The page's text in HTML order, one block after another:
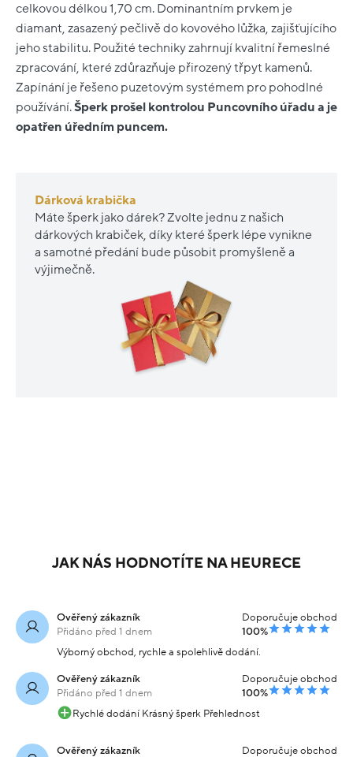
celkovou délkou 1,70 cm. Dominantním prvkem je
diamant, zasazený pečlivě do kovového lůžka, zajišťujícího
jeho stabilitu. Použité techniky zahrnují kvalitní řemeslné
zpracování, které zdůrazňuje přirozený třpyt kamenů.
Zapínání je řešeno puzetovým systémem pro pohodlné
používání.Šperk prošel kontrolou Puncovního úřadu a je
opatřen úředním puncem.
Dárková krabička
Máte šperk jako dárek? Zvolte jednu z našich
dárkových krabiček, díky které šperk lépe vynikne
a samotné předání bude působit promyšleně a
výjimečně.
JAK NÁS HODNOTÍTE NA HEURECE
Ověřený zákazník
Přidáno před 1 dnem
Doporučuje obchod
100%
Výborný obchod, rychle a spolehlivě dodání.
Ověřený zákazník
Přidáno před 1 dnem
Doporučuje obchod
100%
Rychlé dodání Krásný šperk Přehlednost
Ověřený zákazník Doporučuje obchod